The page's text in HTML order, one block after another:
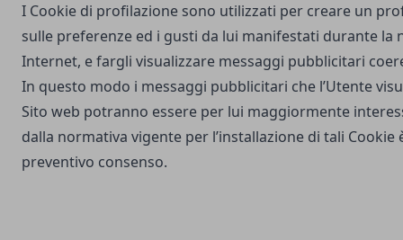
I Cookie di profilazione sono utilizzati per creare un
sulle preferenze ed i gusti da lui manifestati durante la
Internet, e fargli visualizzare messaggi pubblicitari
In questo modo i messaggi pubblicitari che l’Utente
Sito web potranno essere per lui maggiormente
dalla normativa vigente per l’installazione di tali Cookie
preventivo consenso.